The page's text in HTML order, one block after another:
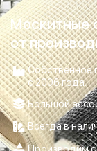
Москитные
от
Собственное
с 2006 года.
Большой
Всегда в
Производим